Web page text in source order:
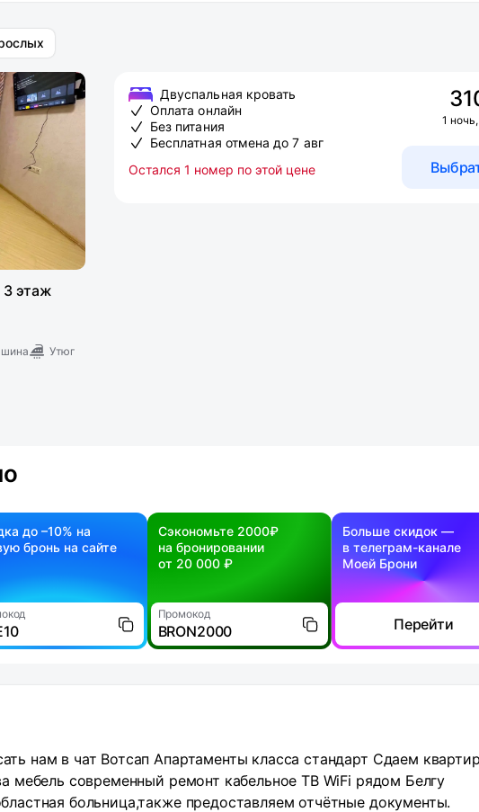
3 этаж
Утюг
Двуспальная кровать
Оплата онлайн
Без питания
Бесплатная отмена до 7 авг
Остался 1 номер по этой цене
1
до –10% на
бронь на сайте
Сэкономьте 2000₽
на бронировании
от 20 000 ₽
Промокод
BRON2000
Больше скидок —
в телеграм-канале
Моей Брони
Перейти
нам в чат Вотсап Апартаменты класса стандарт Сдаем
мебель современный ремонт кабельное ТВ WiFi рядом Белгу
больница,также предоставляем отчётные документы.